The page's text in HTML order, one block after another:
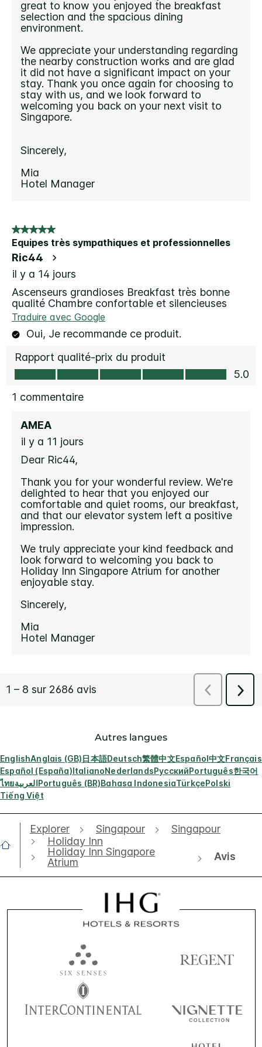
Autres langues
EnglishAnglais (GB)日本語Deutsch繁體中文Español中文Français
Español (España)ItalianoNederlandsРусскийPortuguês한국어
ไทยالعربيةPortuguês (BR)Bahasa IndonesiaTürkçePolski
Tiếng Việt
Explorer Singapour
Singapour
Holiday Inn
Holiday Inn Singapore
Atrium
Avis